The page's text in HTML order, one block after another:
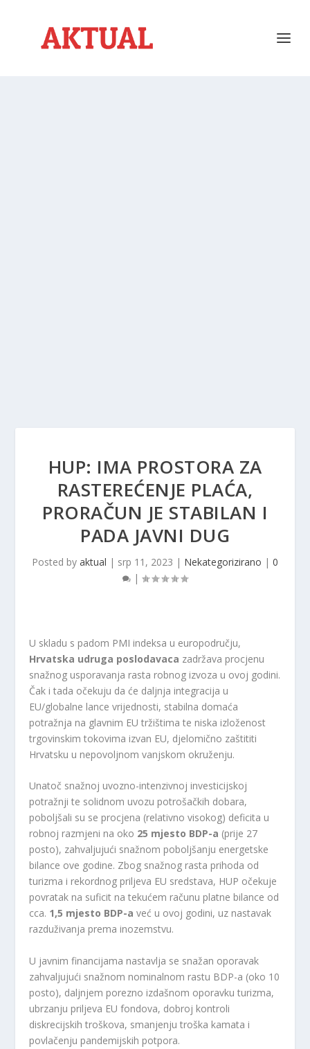
HUP: IMA PROSTORA ZA
RASTEREĆENJE PLAĆA,
PRORAČUN JE STABILAN I
PADA JAVNI DUG
Posted by aktual | srp 11, 2023 | Nekategorizirano | 0
|
U skladu s padom PMI indeksa u europodručju,
Hrvatska udruga poslodavaca zadržava procjenu
snažnog usporavanja rasta robnog izvoza u ovoj godini.
Čak i tada očekuju da će daljnja integracija u
EU/globalne lance vrijednosti, stabilna domaća
potražnja na glavnim EU tržištima te niska izloženost
trgovinskim tokovima izvan EU, djelomično zaštititi
Hrvatsku u nepovoljnom vanjskom okruženju.
Unatoč snažnoj uvozno-intenzivnoj investicijskoj
potražnji te solidnom uvozu potrošačkih dobara,
poboljšali su se procjena (relativno visokog) deficita u
robnoj razmjeni na oko 25 mjesto BDP-a (prije 27
posto), zahvaljujući snažnom poboljšanju energetske
bilance ove godine. Zbog snažnog rasta prihoda od
turizma i rekordnog priljeva EU sredstava, HUP očekuje
povratak na suficit na tekućem računu platne bilance od
cca. 1,5 mjesto BDP-aveć u ovoj godini, uz nastavak
razduživanja prema inozemstvu.
U javnim financijama nastavlja se snažan oporavak
zahvaljujući snažnom nominalnom rastu BDP-a (oko 10
posto), daljnjem porezno izdašnom oporavku turizma,
ubrzanju priljeva EU fondova, dobroj kontroli
diskrecijskih troškova, smanjenju troška kamata i
povlačenju pandemijskih potpora.